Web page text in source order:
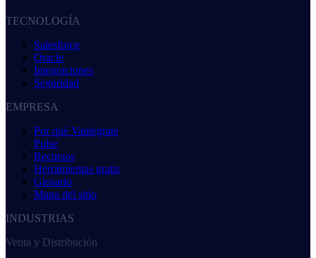
TECNOLOGÍA
Salesforce
Oracle
Integraciones
Seguridad
EMPRESA
Por qué Vantegrate
Pulse
Recursos
Herramientas gratis
Glosario
Mapa del sitio
INDUSTRIAS
Venta y Distribución